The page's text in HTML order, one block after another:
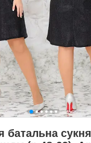
батальна